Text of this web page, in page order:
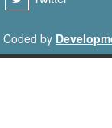
Coded by